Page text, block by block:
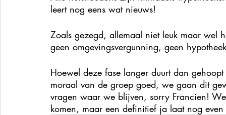
leert nog eens wat nieuws!
Zoals gezegd, allemaal niet leuk maar wel
geen omgevingsvergunning, geen
Hoewel deze fase langer duurt dan
moraal van de groep goed, we gaan dit
vragen waar we blijven, sorry Francien!
komen, maar een definitief ja laat nog